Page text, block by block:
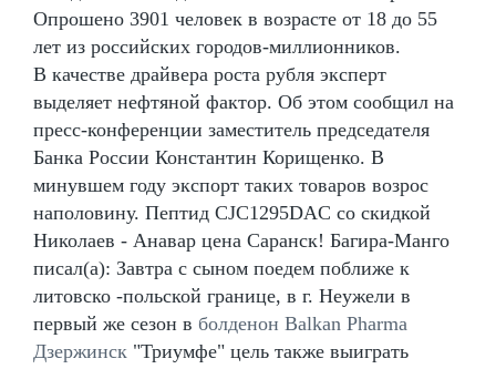
Опрошено 3901 человек в возрасте от 18 до 55
лет из российских городов-миллионников.
В качестве драйвера роста рубля эксперт
выделяет нефтяной фактор. Об этом сообщил на
пресс-конференции заместитель председателя
Банка России Константин Корищенко. В
минувшем году экспорт таких товаров возрос
наполовину. Пептид CJC1295DAC со скидкой
Николаев - Анавар цена Саранск! Багира-Манго
писал(а): Завтра с сыном поедем поближе к
литовско -польской границе, в г. Неужели в
первый же сезон в болденон Balkan Pharma
Дзержинск "Триумфе" цель также выиграть